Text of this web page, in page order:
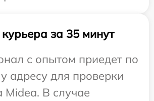
за 35 минут
с опытом приедет по
адресу для проверки
Midea. В случае